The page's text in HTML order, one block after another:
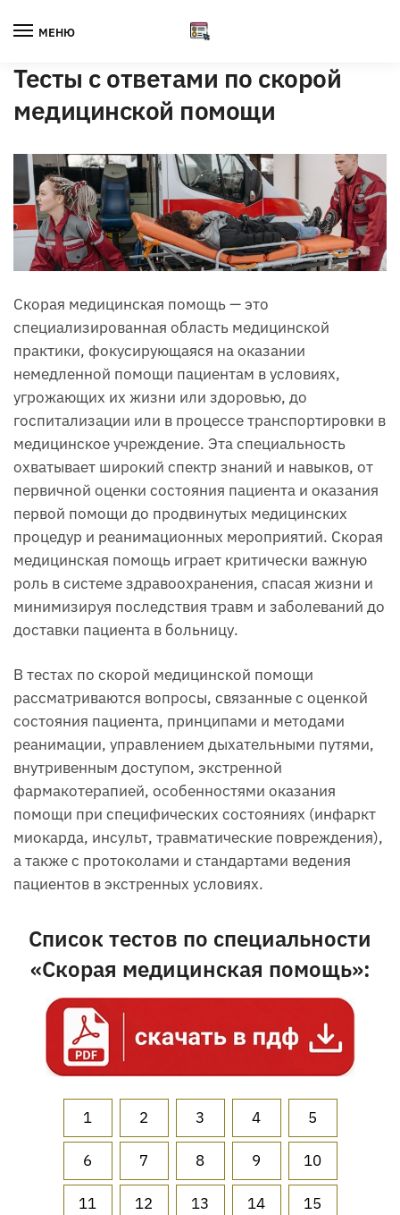
МЕНЮ
Тесты с ответами по скорой
медицинской помощи
Скорая медицинская помощь — это
специализированная область медицинской
практики, фокусирующаяся на оказании
немедленной помощи пациентам в условиях,
угрожающих их жизни или здоровью, до
госпитализации или в процессе транспортировки в
медицинское учреждение. Эта специальность
охватывает широкий спектр знаний и навыков, от
первичной оценки состояния пациента и оказания
первой помощи до продвинутых медицинских
процедур и реанимационных мероприятий. Скорая
медицинская помощь играет критически важную
роль в системе здравоохранения, спасая жизни и
минимизируя последствия травм и заболеваний до
доставки пациента в больницу.
В тестах по скорой медицинской помощи
рассматриваются вопросы, связанные с оценкой
состояния пациента, принципами и методами
реанимации, управлением дыхательными путями,
внутривенным доступом, экстренной
фармакотерапией, особенностями оказания
помощи при специфических состояниях (инфаркт
миокарда, инсульт, травматические повреждения),
а также с протоколами и стандартами ведения
пациентов в экстренных условиях.
Список тестов по специальности
«Скорая медицинская помощь»:
1 2 3 4 5
6 7 8 9 10
11 12 13 14 15